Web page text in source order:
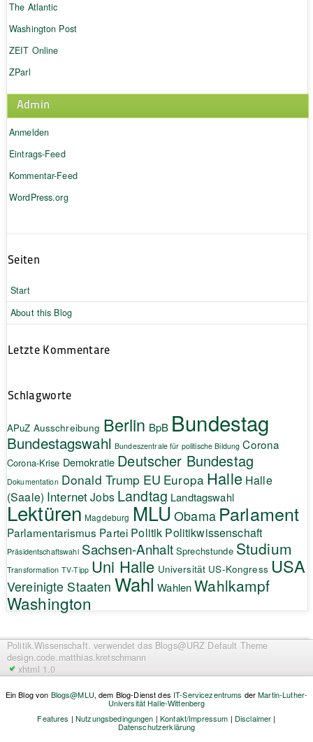
The Atlantic
Washington Post
ZEIT Online
ZParl
Admin
Anmelden
Eintrags-Feed
Kommentar-Feed
WordPress.org
Seiten
Start
About this Blog
Letzte Kommentare
Schlagworte
APuZ Ausschreibung Berlin BpB Bundestag
Bundestagswahl Bundeszentrale für politische Bildung Corona
Corona-Krise Demokratie Deutscher Bundestag
Dokumentation Donald Trump EU Europa Halle Halle
(Saale) InternetJobs Landtag Landtagswahl
Lektüren Magdeburg MLU Obama Parlament
Parlamentarismus Partei Politik Politikwissenschaft
Präsidentschaftswahl Sachsen-Anhalt Sprechstunde Studium
Transformation TV-Tipp Uni Halle Universität US-Kongress USA
Vereinigte Staaten Wahl Wahlen Wahlkampf
Washington
Politik.Wissenschaft. verwendet das Blogs@URZ Default Theme
design.code.matthias.kretschmann
xhtml 1.0
Ein Blog von Blogs@MLU, dem Blog-Dienst des IT-Servicezentrums derMartin-Luther-
Universität Halle-Wittenberg
Features | Nutzungsbedingungen |Kontakt/Impressum | Disclaimer |
Datenschutzerklärung